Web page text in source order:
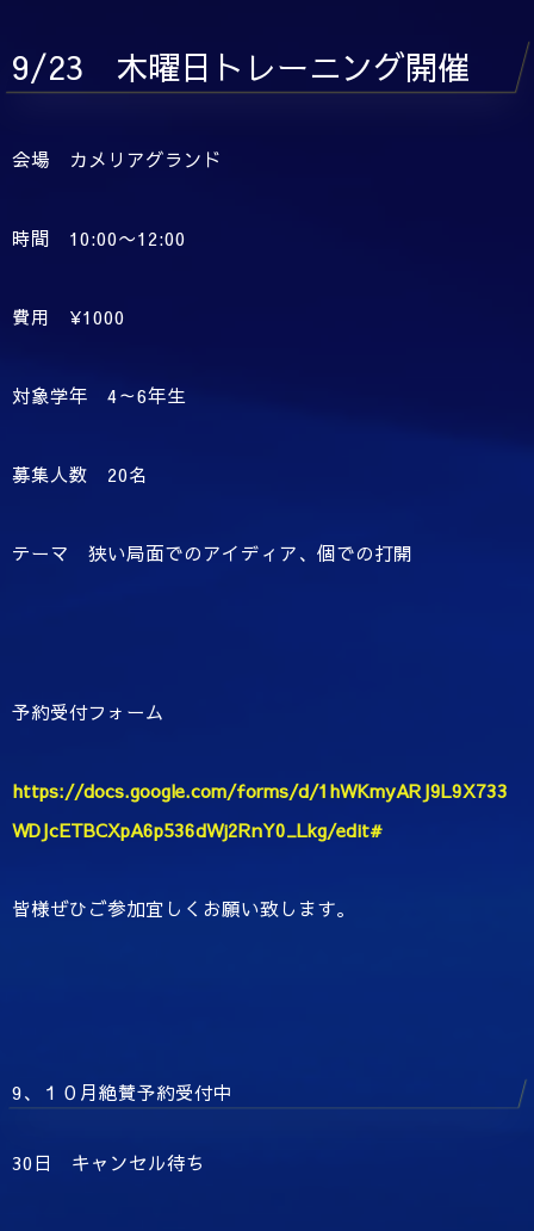
9/23 木曜日トレーニング開催
会場 カメリアグランド
時間 10:00〜12:00
費用 ¥1000
対象学年 4～6年生
募集人数 20名
テーマ 狭い局面でのアイディア、個での打開
予約受付フォーム
https://docs.google.com/forms/d/1hWKmyARJ9L9X733
WDJcETBCXpA6p536dWj2RnY0_Lkg/edit#
皆様ぜひご参加宜しくお願い致します。
9、１０月絶賛予約受付中
30日 キャンセル待ち